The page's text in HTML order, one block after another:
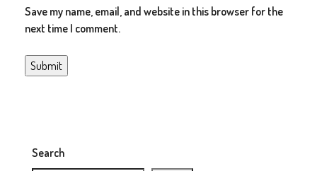
Save my name, email, and website in this browser for the
next time I comment.
Search